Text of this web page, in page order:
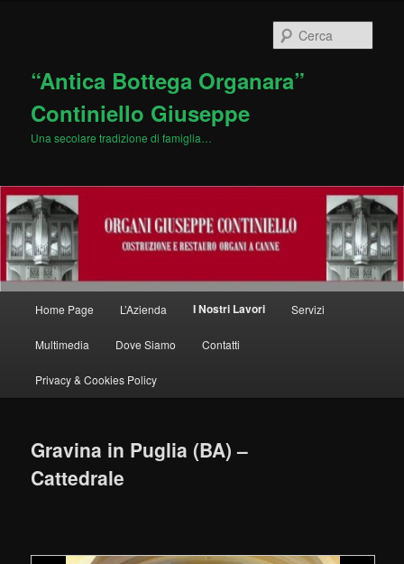
“Antica Bottega Organara”
Continiello Giuseppe
Una secolare tradizione di famiglia…
Home Page L’Azienda I Nostri Lavori Servizi
Multimedia Dove Siamo Contatti
Privacy & Cookies Policy
Gravina in Puglia (BA) –
Cattedrale